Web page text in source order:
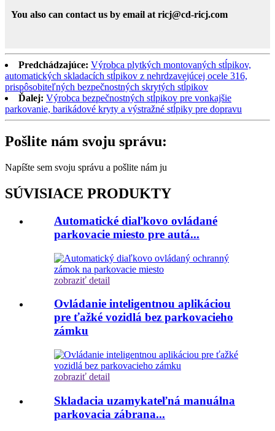
You also can contact us by email at ricj@cd-ricj.com
Predchádzajúce: Výrobca plytkých montovaných stĺpikov,
automatických skladacích stĺpikov z nehrdzavejúcej ocele 316,
prispôsobiteľných bezpečnostných skrytých stĺpikov
Ďalej: Výrobca bezpečnostných stĺpikov pre vonkajšie
parkovanie, barikádové kryty a výstražné stĺpiky pre dopravu
Pošlite nám svoju správu:
Napíšte sem svoju správu a pošlite nám ju
SÚVISIACE PRODUKTY
Automatické diaľkovo ovládané
parkovacie miesto pre autá...
zobraziť detail
Ovládanie inteligentnou aplikáciou
pre ťažké vozidlá bez parkovacieho
zámku
zobraziť detail
Skladacia uzamykateľná manuálna
parkovacia zábrana...